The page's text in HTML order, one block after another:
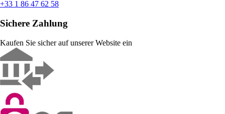
+33 1 86 47 62 58
Sichere Zahlung
Kaufen Sie sicher auf unserer Website ein